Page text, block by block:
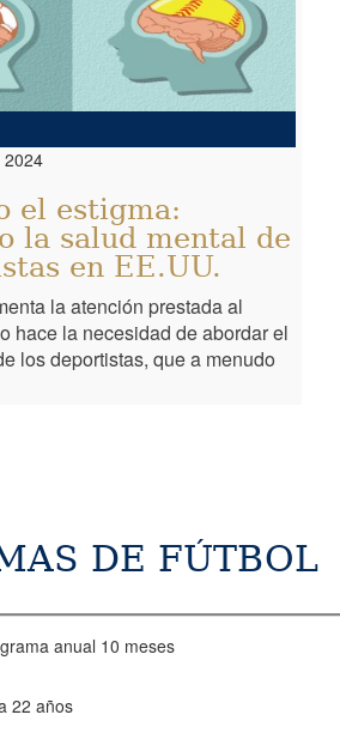
2024
el estigma:
la salud mental de
en EE.UU.
la atención prestada al
hace la necesidad de abordar el
los deportistas, que a menudo
DE FÚTBOL
anual 10 meses
22 años